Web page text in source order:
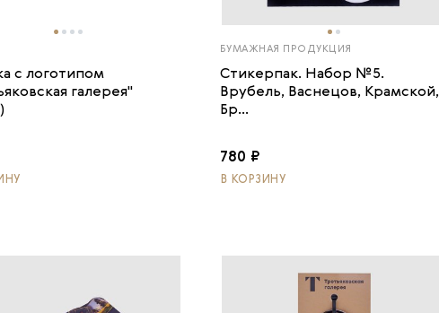
с логотипом
галерея"
БУМАЖНАЯ ПРОДУКЦИЯ
Стикерпак. Набор №5.
Врубель, Васнецов, Крамской,
Бр...
780 ₽
В КОРЗИНУ